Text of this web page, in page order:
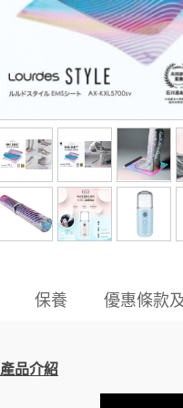
保養 優惠條款
產品介紹